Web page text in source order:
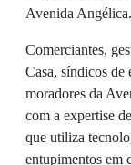
Avenida Angélica.
Comerciantes,
Casa, síndicos de
moradores da
com a expertise
que utiliza
entupimentos em